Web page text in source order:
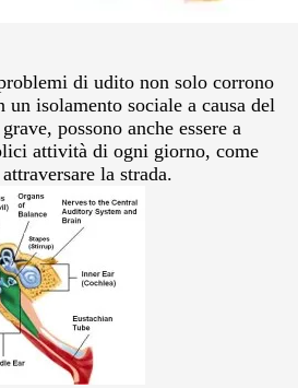
di udito non solo corrono
isolamento sociale a causa del
possono anche essere a
attività di ogni giorno, come
la strada.